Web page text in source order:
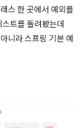
스 한 곳에서 예외를
트를 돌려봤는데
니라 스프링 기본 예